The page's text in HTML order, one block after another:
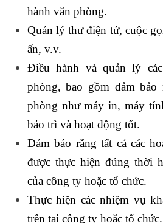
hành văn phòng.
Quản lý thư điện tử, cuộc
ấn, v.v.
Điều hành và quản lý
phòng, bao gồm đảm bảo
phòng như máy in, máy
bảo trì và hoạt động tốt.
Đảm bảo rằng tất cả các
được thực hiện đúng thời
của công ty hoặc tổ chức.
Thực hiện các nhiệm vụ
trên tại công ty hoặc tổ chức.